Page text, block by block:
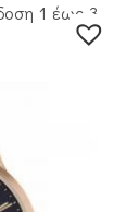
1 έως 3